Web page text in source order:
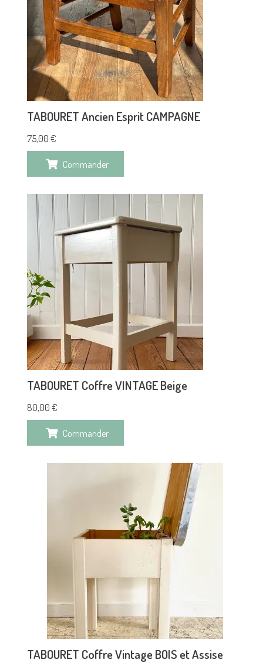
TABOURET Ancien Esprit CAMPAGNE
75,00 €
Commander
TABOURET Coffre VINTAGE Beige
80,00 €
Commander
TABOURET Coffre Vintage BOIS et Assise